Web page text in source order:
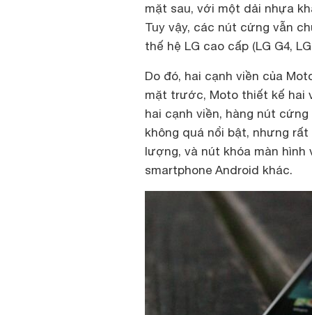
mặt sau, với một dải nhựa
Tuy vậy, các nút cứng vẫn
thế hệ LG cao cấp (LG G4, LG
Do đó, hai cạnh viền của
mặt trước, Moto thiết kế hai
hai cạnh viền, hàng nút
không quá nổi bật, nhưng
lượng, và nút khóa màn hình
smartphone Android khác.